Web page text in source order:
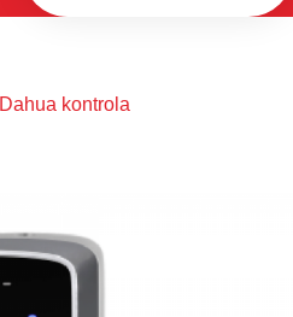
Dahua kontrola